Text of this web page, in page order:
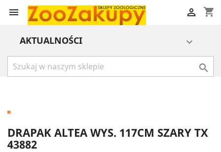
 shopping_cart

AKTUALNOŚCI 

DRAPAK ALTEA WYS. 117CM SZARY TX
43882